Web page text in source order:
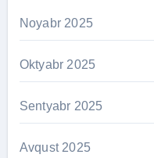
Noyabr 2025
Oktyabr 2025
Sentyabr 2025
Avqust 2025